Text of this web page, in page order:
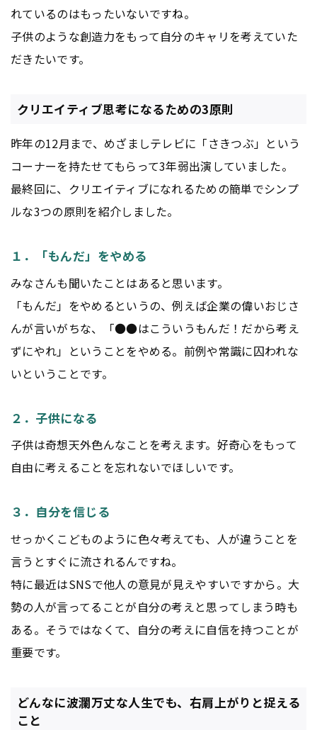
れているのはもったいないですね。
子供のような創造力をもって自分のキャリを考えていた
だきたいです。
クリエイティブ思考になるための3原則
昨年の12月まで、めざましテレビに「さきつぶ」という
コーナーを持たせてもらって3年弱出演していました。
最終回に、クリエイティブになれるための簡単でシンプ
ルな3つの原則を紹介しました。
１．「もんだ」をやめる
みなさんも聞いたことはあると思います。
「もんだ」をやめるというの、例えば企業の偉いおじさ
んが言いがちな、「●●はこういうもんだ！だから考え
ずにやれ」ということをやめる。前例や常識に囚われな
いということです。
２．子供になる
子供は奇想天外色んなことを考えます。好奇心をもって
自由に考えることを忘れないでほしいです。
３．自分を信じる
せっかくこどものように色々考えても、人が違うことを
言うとすぐに流されるんですね。
特に最近はSNSで他人の意見が見えやすいですから。大
勢の人が言ってることが自分の考えと思ってしまう時も
ある。そうではなくて、自分の考えに自信を持つことが
重要です。
どんなに波瀾万丈な人生でも、右肩上がりと捉える
こと